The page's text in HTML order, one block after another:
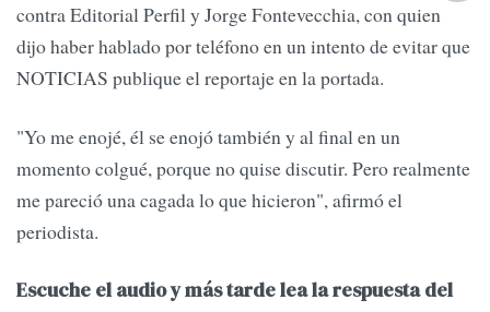
contra Editorial Perfil y Jorge Fontevecchia, con quien
dijo haber hablado por teléfono en un intento de evitar que
NOTICIAS publique el reportaje en la portada.
"Yo me enojé, él se enojó también y al final en un
momento colgué, porque no quise discutir. Pero realmente
me pareció una cagada lo que hicieron", afirmó el
periodista.
Escuche el audio y más tarde lea la respuesta del